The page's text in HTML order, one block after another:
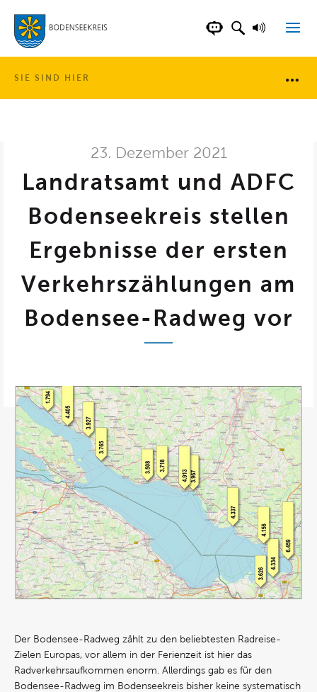
LANDKREISCHATBOT DER
SUCHFELD
SIE SIND HIER
23. Dezember 2021
Landratsamt und ADFC
Bodenseekreis stellen
Ergebnisse der ersten
Verkehrszählungen am
Bodensee-Radweg vor
Der Bodensee-Radweg zählt zu den beliebtesten Radreise-
Zielen Europas, vor allem in der Ferienzeit ist hier das
Radverkehrsaufkommen enorm. Allerdings gab es für den
Bodensee-Radweg im Bodenseekreis bisher keine systematisch